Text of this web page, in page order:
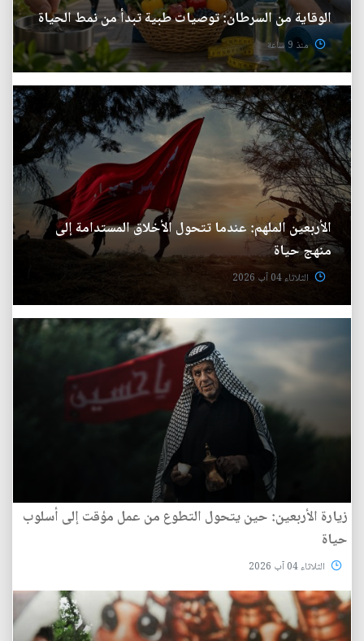
الوقاية من السرطان: توصيات طبية تبدأ من نمط الحياة
منذ 9 ساعة
الأربعين الملهم: عندما تتحول الأخلاق المستدامة إلى
منهج حياة
الثلاثاء 04 آب 2026
زيارة الأربعين: حين يتحول التطوع من عمل مؤقت إلى أسلوب
حياة
الثلاثاء 04 آب 2026